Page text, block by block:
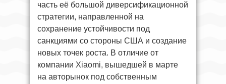
часть её большой диверсификационной
стратегии, направленной на
сохранение устойчивости под
санкциями со стороны США и создание
новых точек роста. В отличие от
компании Xiaomi, вышедшей в марте
на авторынок под собственным